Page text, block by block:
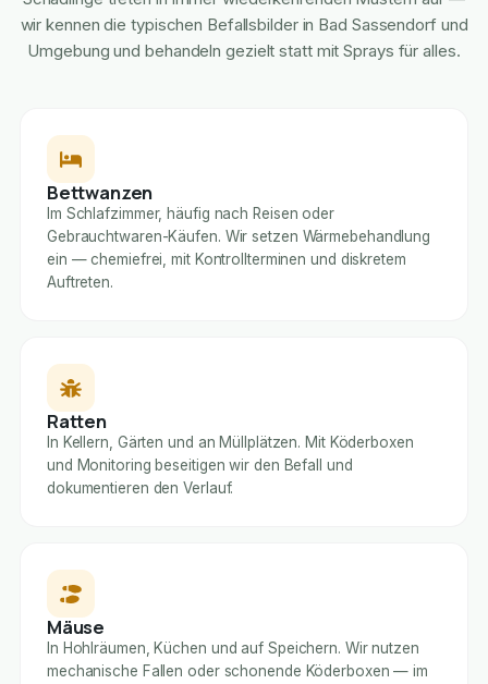
wir kennen die typischen Befallsbilder in Bad Sassendorf und
Umgebung und behandeln gezielt statt mit Sprays für alles.
Bettwanzen
Im Schlafzimmer, häufig nach Reisen oder
Gebrauchtwaren-Käufen. Wir setzen Wärmebehandlung
ein — chemiefrei, mit Kontrollterminen und diskretem
Auftreten.
Ratten
In Kellern, Gärten und an Müllplätzen. Mit Köderboxen
und Monitoring beseitigen wir den Befall und
dokumentieren den Verlauf.
Mäuse
In Hohlräumen, Küchen und auf Speichern. Wir nutzen
mechanische Fallen oder schonende Köderboxen — im